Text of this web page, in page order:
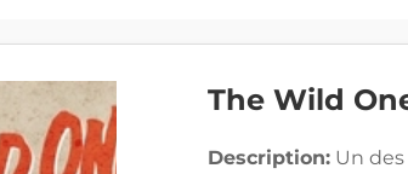
The Wild
Description: Un